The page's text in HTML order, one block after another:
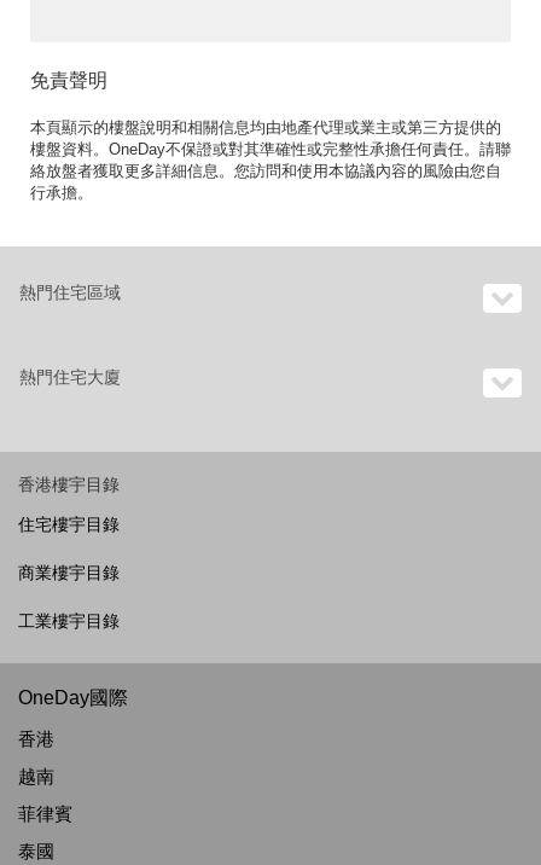
免責聲明
本頁顯示的樓盤說明和相關信息均由地產代理或業主或第三方提供的
樓盤資料。OneDay不保證或對其準確性或完整性承擔任何責任。請聯
絡放盤者獲取更多詳細信息。您訪問和使用本協議內容的風險由您自
行承擔。
熱門住宅區域
熱門住宅大廈
香港樓宇目錄
住宅樓宇目錄
商業樓宇目錄
工業樓宇目錄
OneDay國際
香港
越南
菲律賓
泰國